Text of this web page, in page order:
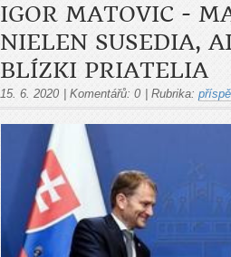
IGOR MATOVIC -
NIELEN SUSEDIA,
BLÍZKI PRIATELIA
15. 6. 2020 | Komentářů: 0 | Rubrika: